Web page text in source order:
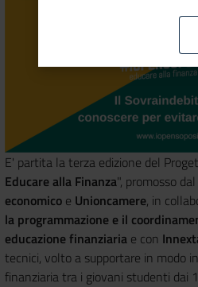
E' partita la terza edizione del
Educare alla Finanza", promosso dal
economico e Unioncamere, in
la programmazione e il
educazione finanziaria e con
tecnici, volto a supportare in modo
finanziaria tra i giovani studenti dai